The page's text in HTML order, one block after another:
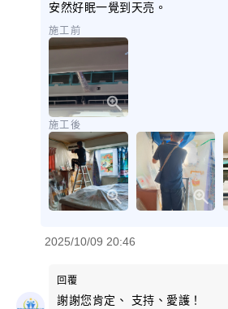
安然好眠一覺到天亮。
施工前
施工後
2025/10/09 20:46
回覆
謝謝您肯定、 支持、愛護！